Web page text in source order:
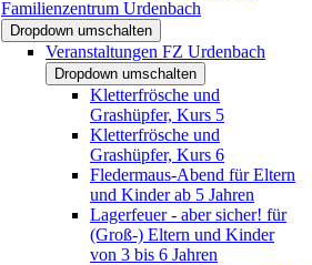
Familienzentrum Urdenbach
Dropdown umschalten
Veranstaltungen FZ Urdenbach
Dropdown umschalten
Kletterfrösche und
Grashüpfer, Kurs 5
Kletterfrösche und
Grashüpfer, Kurs 6
Fledermaus-Abend für Eltern
und Kinder ab 5 Jahren
Lagerfeuer - aber sicher! für
(Groß-) Eltern und Kinder
von 3 bis 6 Jahren